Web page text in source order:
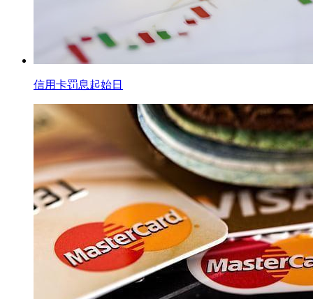
信用卡罚息起始日